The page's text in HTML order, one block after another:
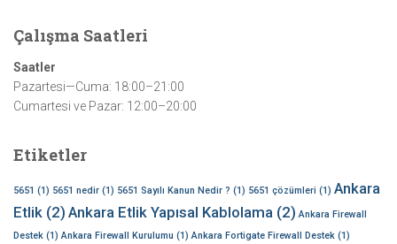
Çalışma Saatleri
Saatler
Pazartesi—Cuma: 18:00–21:00
Cumartesi ve Pazar: 12:00–20:00
Etiketler
5651 (1) 5651 nedir (1) 5651 Sayılı Kanun Nedir ? (1) 5651 çözümleri (1) Ankara
Etlik (2) Ankara Etlik Yapısal Kablolama (2) Ankara Firewall
Destek (1) Ankara Firewall Kurulumu (1) Ankara Fortigate Firewall Destek (1)